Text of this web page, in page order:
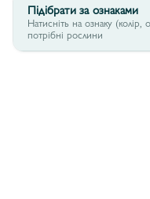
Підібрати за ознаками
Натисніть на ознаку
потрібні рослини